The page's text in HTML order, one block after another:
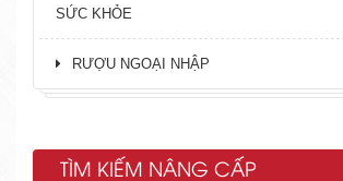
SỨC KHỎE
RƯỢU NGOẠI NHẬP
TÌM KIẾM NÂNG CẤP